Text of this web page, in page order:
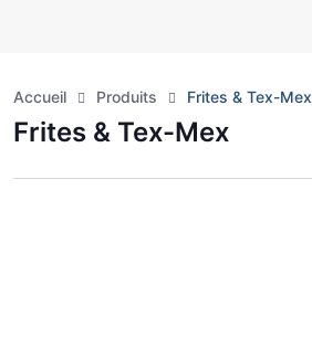
Accueil Produits Frites & Tex-Mex
Frites & Tex-Mex